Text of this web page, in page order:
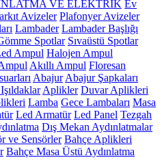
VE ELEKTRİK Ev
Avizeler Plafonyer Avizeler
Lambader Lambader Başlığı
Spotlar Sıvaüstü Spotlar
Ampul Halojen Ampul
Akıllı Ampul Floresan
Abajur Abajur Şapkaları
Aplikler Duvar Aplikleri
Lamba Gece Lambaları Masa
Led Armatür Led Panel Tezgah
Dış Mekan Aydınlatmalar
ve Sensörler Bahçe Aplikleri
Bahçe Masa Üstü Aydınlatma